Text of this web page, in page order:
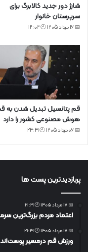
شارژ دور جدید کالابرگ برای
سرپرستان خانوار
📅 16 مرداد 1405 🕙14:04
قم پتانسیل تبدیل شدن به
هوش مصنوعی کشور را دارد
📅 06 مرداد 1405 🕙23:31
پربازدیدترین پست ها
📅 17 مرداد 1405 🕙21:41
اعتماد مردم بزرگ‌ترین
📅 17 مرداد 1405 🕙21:31
ورزش قم درمسیر